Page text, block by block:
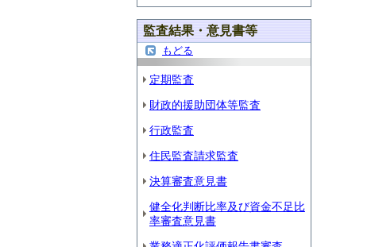
監査結果・意見書等
もどる
定期監査
財政的援助団体等監査
行政監査
住民監査請求監査
決算審査意見書
健全化判断比率及び資金不足比
率審査意見書